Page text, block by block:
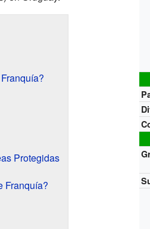
Protegidas
Franquía?